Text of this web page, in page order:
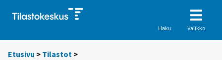
Haku Valikko
Etusivu > Tilastot >